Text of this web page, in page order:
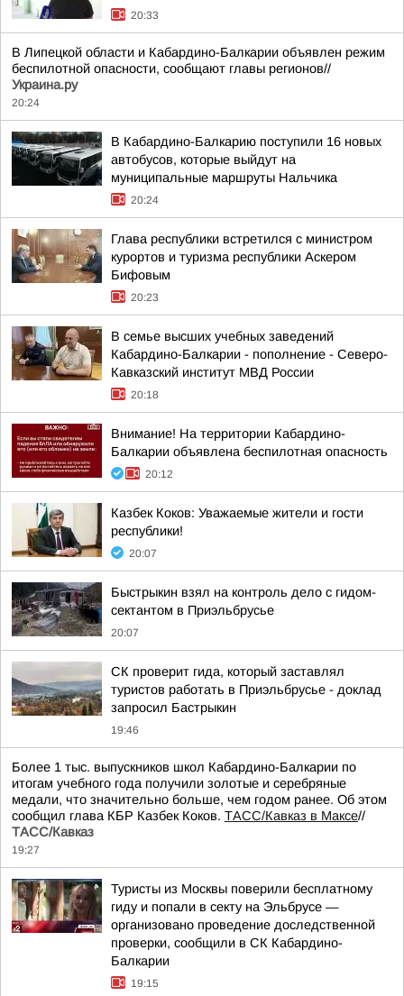
20:33
В Липецкой области и Кабардино-Балкарии объявлен режим
беспилотной опасности, сообщают главы регионов//
Украина.ру
20:24
В Кабардино-Балкарию поступили 16 новых
автобусов, которые выйдут на
муниципальные маршруты Нальчика
20:24
Глава республики встретился с министром
курортов и туризма республики Аскером
Бифовым
20:23
В семье высших учебных заведений
Кабардино-Балкарии - пополнение - Северо-
Кавказский институт МВД России
20:18
Внимание! На территории Кабардино-
Балкарии объявлена беспилотная опасность
20:12
Казбек Коков: Уважаемые жители и гости
республики!
20:07
Быстрыкин взял на контроль дело с гидом-
сектантом в Приэльбрусье
20:07
СК проверит гида, который заставлял
туристов работать в Приэльбрусье - доклад
запросил Бастрыкин
19:46
Более 1 тыс. выпускников школ Кабардино-Балкарии по
итогам учебного года получили золотые и серебряные
медали, что значительно больше, чем годом ранее. Об этом
сообщил глава КБР Казбек Коков. ТАСС/Кавказ в Максе//
ТАСС/Кавказ
19:27
Туристы из Москвы поверили бесплатному
гиду и попали в секту на Эльбрусе —
организовано проведение доследственной
проверки, сообщили в СК Кабардино-
Балкарии
19:15